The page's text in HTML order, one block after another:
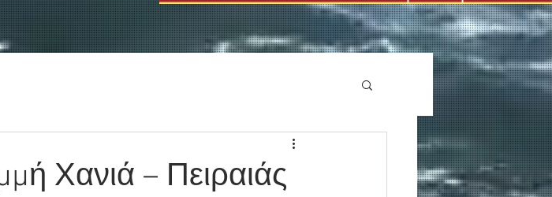
Χανιά – Πειραιάς